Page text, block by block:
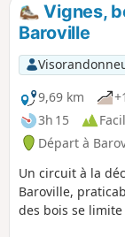
Vignes,
Baroville
9,69 km
3h 15
Départ à
Un circuit à la
Baroville,
des bois se